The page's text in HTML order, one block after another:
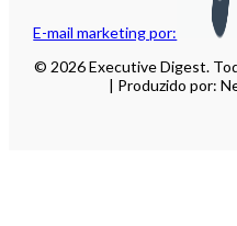
E-mail marketing por:
© 2026 Executive Digest.
| Produzido por: